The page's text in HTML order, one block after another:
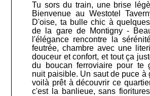
Tu sors du train, une brise
Bienvenue au Westotel
D'oise, ta bulle chic à
de la gare de Montigny -
l'élégance rencontre la
feutrée, chambre avec une
douceur et confort, et tout ça
du boucan ferroviaire pour te
nuit paisible. Un saut de puce à
voilà prêt à découvrir ce
c'est la banlieue, sans